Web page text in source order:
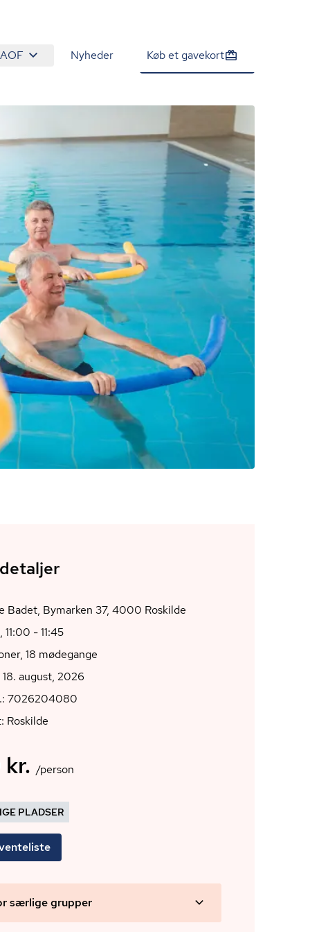
Nyheder Køb et gavekort
1.020 kr. /person Tilmeld venteliste
Roskilde Badet, Bymarken 37, 4000 Roskilde
- 11:45
18 mødegange
august, 2026
7026204080
Roskilde
kr. /person
PLADSER
særlige grupper